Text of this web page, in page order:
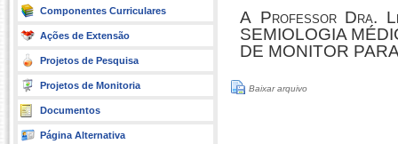
Componentes Curriculares
Ações de Extensão
Projetos de Pesquisa
Projetos de Monitoria
Documentos
Página Alternativa
A Professor Dra.
SEMIOLOGIA
DE MONITOR
Baixar arquivo